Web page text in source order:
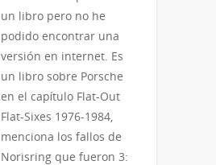
un libro pero no he
podido encontrar una
versión en internet. Es
un libro sobre Porsche
en el capítulo Flat-Out
Flat-Sixes 1976-1984,
menciona los fallos de
Norisring que fueron 3: